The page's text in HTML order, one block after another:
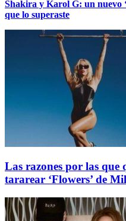
Shakira y Karol G: un nuevo
que lo superaste
Las razones por las que
tararear ‘Flowers’ de